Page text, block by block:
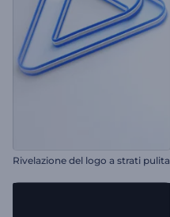
Rivelazione del logo a strati pulita